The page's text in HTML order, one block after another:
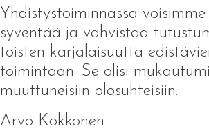
Yhdistystoiminnassa voisimme
syventää ja vahvistaa
toisten karjalaisuutta
toimintaan. Se olisi
muuttuneisiin olosuhteisiin.
Arvo Kokkonen